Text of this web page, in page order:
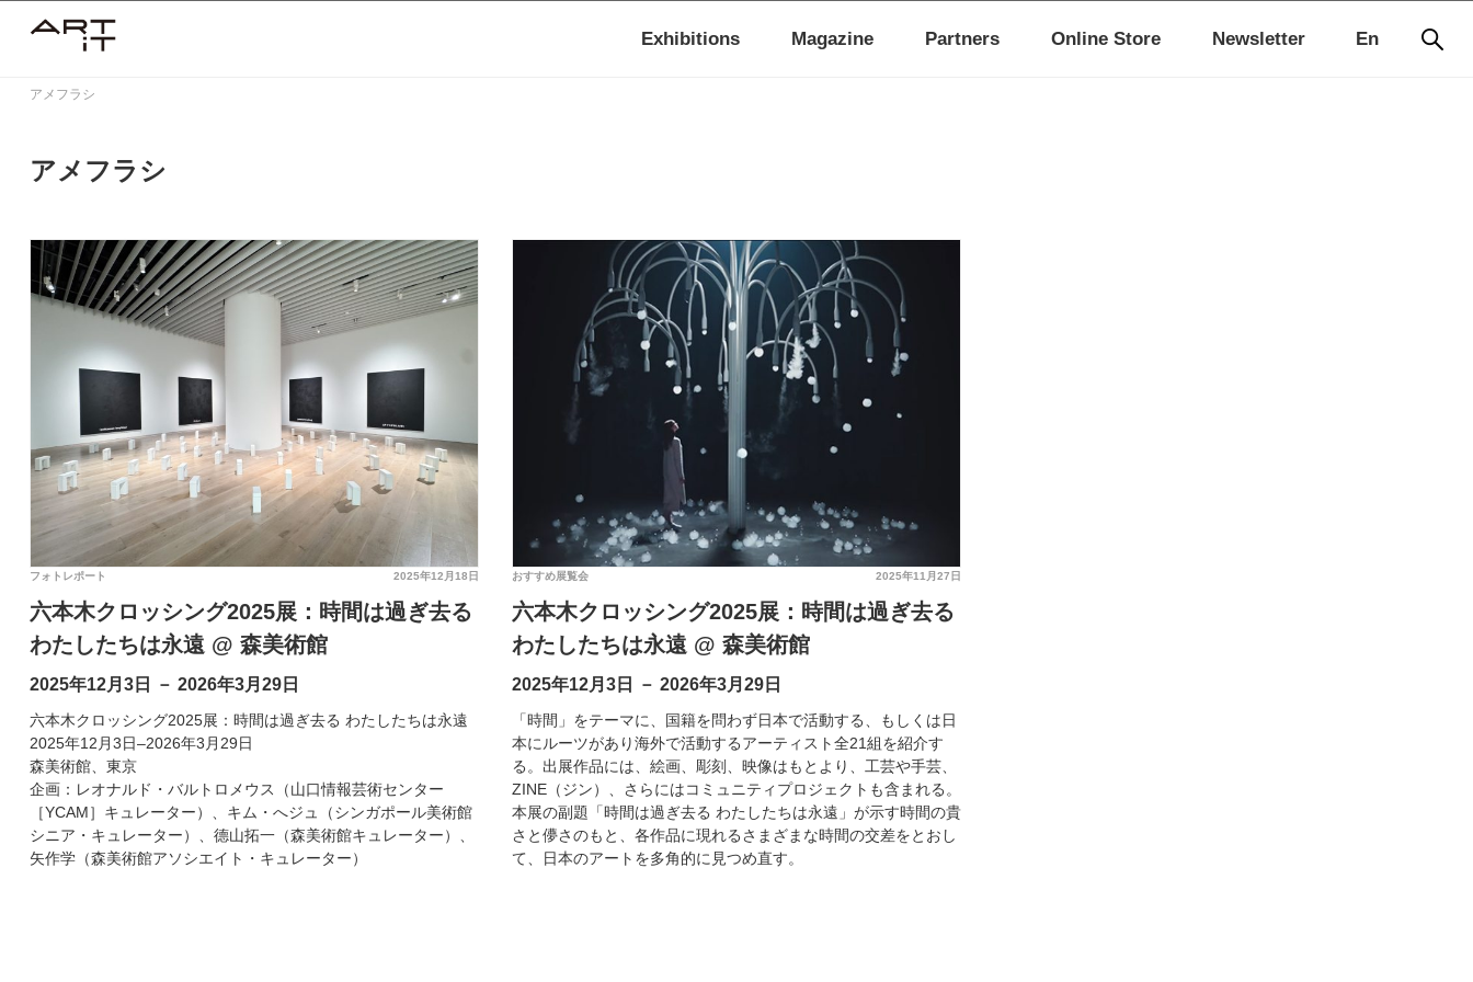
En
Exhibitions Magazine Partners Online Store Newsletter
アメフラシ
アメフラシ
2025年12月18日
フォトレポート
六本木クロッシング2025展：時間は過ぎ去る
わたしたちは永遠 @ 森美術館
2025年12月3日 － 2026年3月29日
六本木クロッシング2025展：時間は過ぎ去る わたしたちは永遠
2025年12月3日–2026年3月29日
森美術館、東京
企画：レオナルド・バルトロメウス（山口情報芸術センター
［YCAM］キュレーター）、キム・へジュ（シンガポール美術館
シニア・キュレーター）、德山拓一（森美術館キュレーター）、
矢作学（森美術館アソシエイト・キュレーター）
2025年11月27日
おすすめ展覧会
六本木クロッシング2025展：時間は過ぎ去る
わたしたちは永遠 @ 森美術館
2025年12月3日 － 2026年3月29日
「時間」をテーマに、国籍を問わず日本で活動する、もしくは日
本にルーツがあり海外で活動するアーティスト全21組を紹介す
る。出展作品には、絵画、彫刻、映像はもとより、工芸や手芸、
ZINE（ジン）、さらにはコミュニティプロジェクトも含まれる。
本展の副題「時間は過ぎ去る わたしたちは永遠」が示す時間の貴
さと儚さのもと、各作品に現れるさまざまな時間の交差をとおし
て、日本のアートを多角的に見つめ直す。